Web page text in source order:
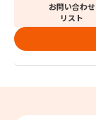
お問い合わせ
リスト